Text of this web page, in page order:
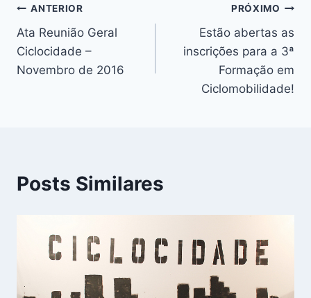
Navegação
de
Post
ANTERIOR
Ata Reunião Geral
Ciclocidade –
Novembro de 2016
PRÓXIMO
Estão abertas as
inscrições para a 3ª
Formação em
Ciclomobilidade!
Posts Similares